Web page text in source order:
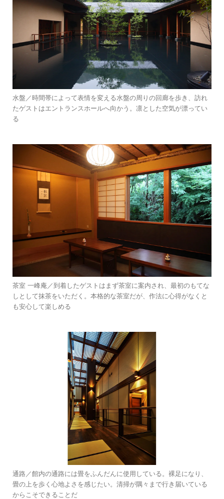
水盤／時間帯によって表情を変える水盤の周りの回廊を歩き、訪れ
たゲストはエントランスホールへ向かう。凛とした空気が漂ってい
る
茶室 一峰庵／到着したゲストはまず茶室に案内され、最初のもてな
しとして抹茶をいただく。本格的な茶室だが、作法に心得がなくと
も安心して楽しめる
通路／館内の通路には畳をふんだんに使用している。裸足になり、
畳の上を歩く心地よさを感じたい。清掃が隅々まで行き届いている
からこそできることだ